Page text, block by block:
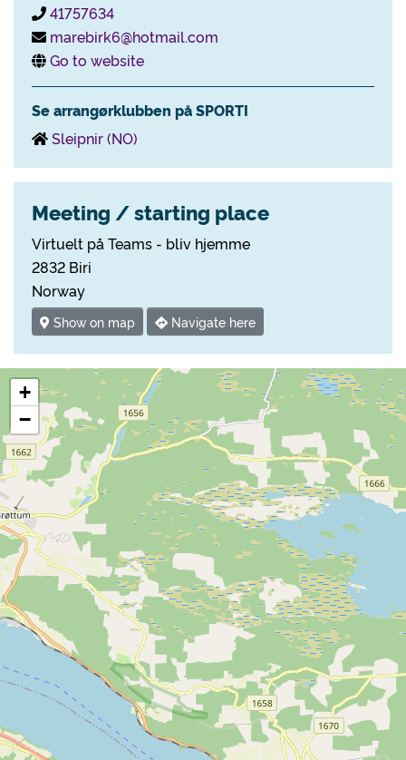
41757634
marebirk6@hotmail.com
Go to website
Se arrangørklubben på SPORTI
Sleipnir (NO)
Meeting / starting place
Virtuelt på Teams - bliv hjemme
2832 Biri
Norway
Show on map Navigate here
+
−